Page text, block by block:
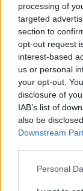
processing of
targeted
section to
opt-out request
interest-based
us or personal
your opt-out.
disclosure of
IAB’s list of
also be
Downstream
Personal